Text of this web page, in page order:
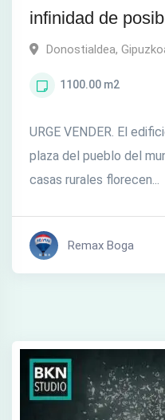
infinidad de
Donostialdea,
1100.00 m2
URGE VENDER. El
plaza del pueblo del
casas rurales florecen...
Remax Boga